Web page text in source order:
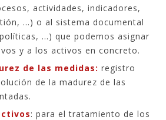
actividades, indicadores,
...) o al sistema documental
...) que podemos asignar
y a los activos en concreto.
de las medidas: registro
de la madurez de las
: para el tratamiento de los